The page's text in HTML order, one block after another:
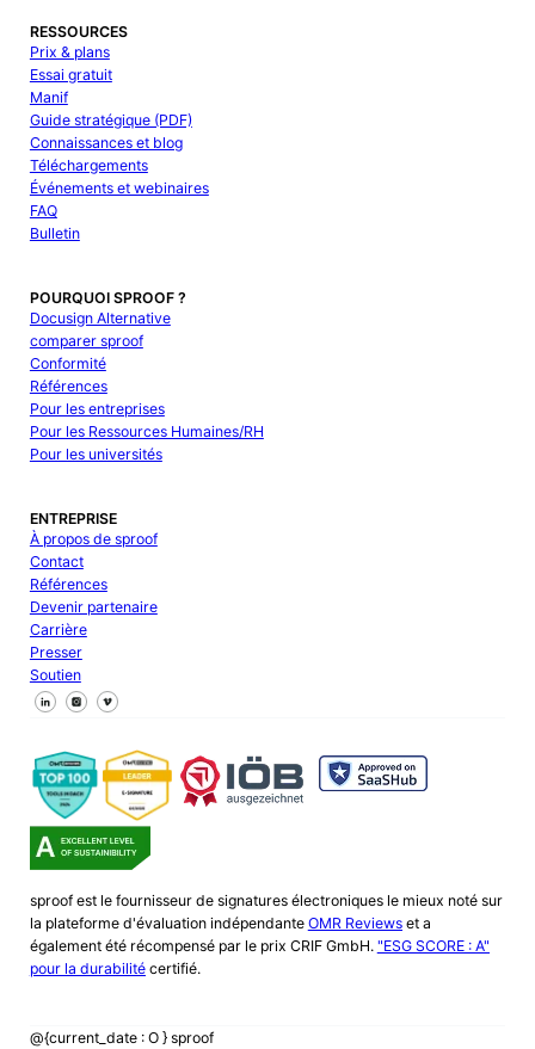
RESSOURCES
Prix & plans
Essai gratuit
Manif
Guide stratégique (PDF)
Connaissances et blog
Téléchargements
Événements et webinaires
FAQ
Bulletin
POURQUOI SPROOF ?
Docusign Alternative
comparer sproof
Conformité
Références
Pour les entreprises
Pour les Ressources Humaines/RH
Pour les universités
ENTREPRISE
À propos de sproof
Contact
Références
Devenir partenaire
Carrière
Presser
Soutien
Suivez-nous sur Facebook
Suivez-nous sur X
Suivez-nous sur LinkedIn
sproof est le fournisseur de signatures électroniques le mieux noté sur
la plateforme d'évaluation indépendante OMR Reviewset a
également été récompensé par le prix CRIF GmbH. "ESG SCORE : A"
pour la durabilitécertifié.
@{current_date : O } sproof